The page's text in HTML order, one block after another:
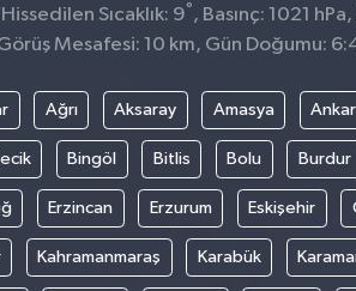
Sıcaklık: 9°, Basınç: 1021
Mesafesi: 10 km, Gün Doğumu:
Ağrı Aksaray Amasya
Bingöl Bitlis Bolu Burdur
Erzincan Erzurum Eskişehir
Kahramanmaraş Karabük